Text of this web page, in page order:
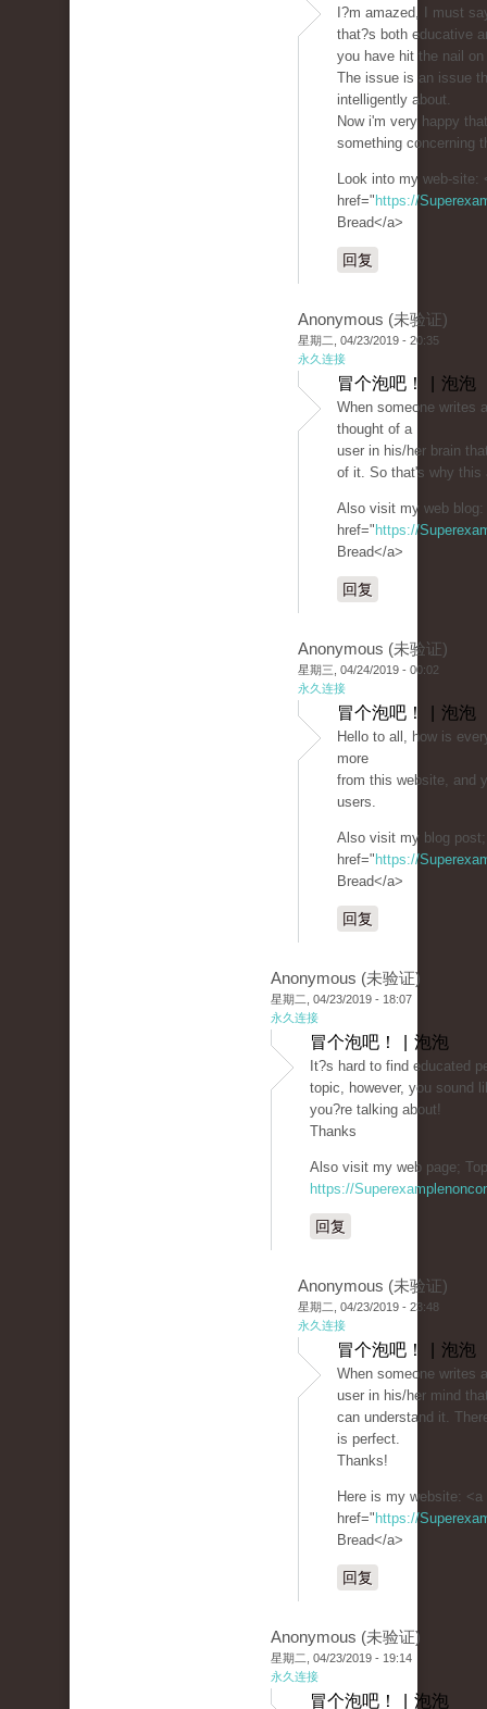
I?m amazed, I must
that?s both educative
you have hit the nail
The issue is an issue
intelligently about.
Now i'm very happy
something concerning
Look into my web-site:
href=" https://
Bread</a>
回复
Anonymous (未验证)
星期二, 04/23/2019 - 20:35
永久连接
冒个泡吧！ | 泡泡
When someone writes
thought of a
user in his/her brain
of it. So that's why this
Also visit my web blog:
href=" https://
Bread</a>
回复
Anonymous (未验证)
星期三, 04/24/2019 - 00:02
永久连接
冒个泡吧！ | 泡泡
Hello to all, how is
more
from this website, and
users.
Also visit my blog
href=" https://
Bread</a>
回复
Anonymous (未验证)
星期二, 04/23/2019 - 18:07
永久连接
冒个泡吧！ | 泡泡
It?s hard to find educated
topic, however, you sound
you?re talking about!
Thanks
Also visit my web page;
https://
回复
Anonymous (未验证)
星期二, 04/23/2019 - 23:48
永久连接
冒个泡吧！ | 泡泡
When someone writes
user in his/her mind
can understand it.
is perfect.
Thanks!
Here is my website: <a
href=" https://
Bread</a>
回复
Anonymous (未验证)
星期二, 04/23/2019 - 19:14
永久连接
冒个泡吧！ | 泡泡